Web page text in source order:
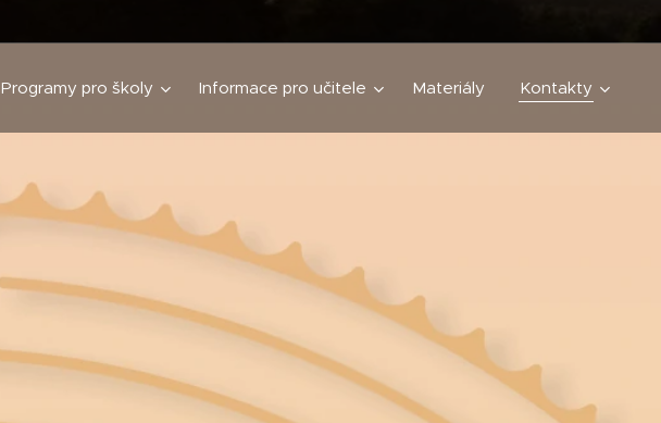
Programy pro školy Informace pro učitele Materiály Kontakty